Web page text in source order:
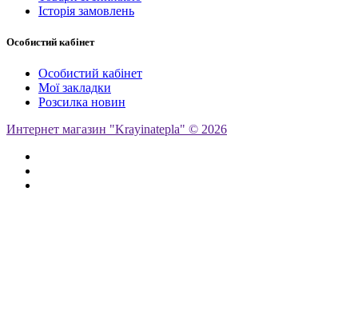
Історія замовлень
Особистий кабінет
Особистий кабінет
Мої закладки
Розсилка новин
Интернет магазин "Krayinatepla" © 2026